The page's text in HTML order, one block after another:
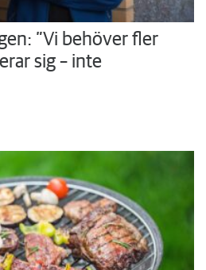
”Vi behöver fler
sig – inte